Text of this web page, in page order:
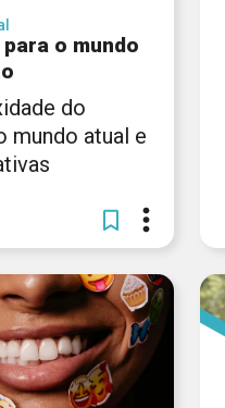
o mundo
do
mundo atual e